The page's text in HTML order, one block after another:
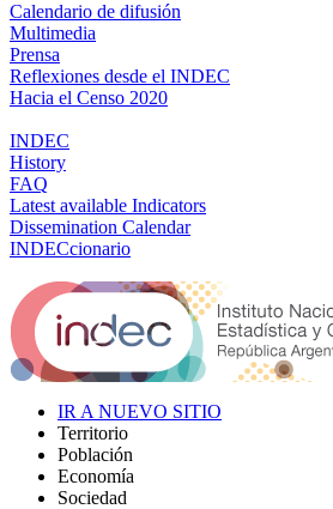
Calendario de difusión
Multimedia
Prensa
Reflexiones desde el INDEC
Hacia el Censo 2020
INDEC
History
FAQ
Latest available Indicators
Dissemination Calendar
INDECcionario
IR A NUEVO SITIO
Territorio
Población
Economía
Sociedad